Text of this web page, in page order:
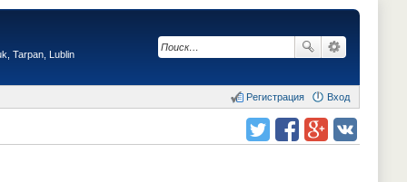
Tarpan, Lublin
Вход
Регистрация